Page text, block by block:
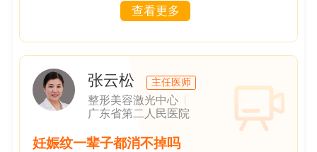
查看更多
张云松 主任医师
整形美容激光中心
广东省第二人民医院
妊娠纹一辈子都消不掉吗